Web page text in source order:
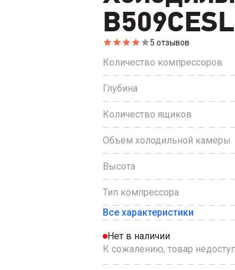
B509CESL
5 отзывов
Количество компрессоров
Глубина
Количество ящиков
Объем холодильной камеры
Высота
Тип компрессора
Все характеристики
Нет в наличии
К сожалению, товар